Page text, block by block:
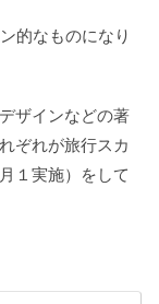
的なものになり
ザインなどの著
ぞれが旅行スカ
１実施）をして